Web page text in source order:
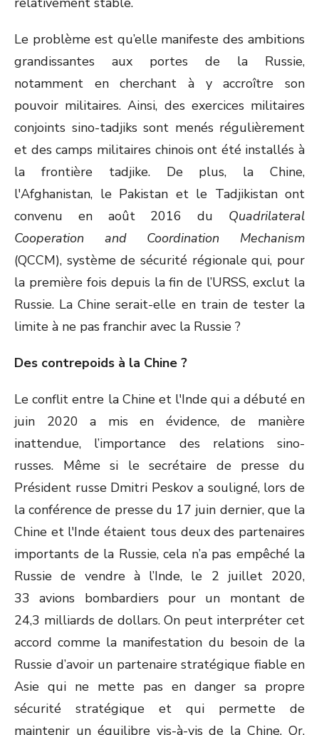
Le problème est qu’elle manifeste des ambitions
grandissantes aux portes de la Russie,
notamment en cherchant à y accroître son
pouvoir militaires. Ainsi, des exercices militaires
conjoints sino-tadjiks sont menés régulièrement
et des camps militaires chinois ont été installés à
la frontière tadjike. De plus, la Chine,
l'Afghanistan, le Pakistan et le Tadjikistan ont
convenu en août 2016 du Quadrilateral
Cooperation and Coordination Mechanism
(QCCM), système de sécurité régionale qui, pour
la première fois depuis la fin de l’URSS, exclut la
Russie. La Chine serait-elle en train de tester la
limite à ne pas franchir avec la Russie ?
Des contrepoids à la Chine ?
Le conflit entre la Chine et l'Inde qui a débuté en
juin 2020 a mis en évidence, de manière
inattendue, l’importance des relations sino-
russes. Même si le secrétaire de presse du
Président russe Dmitri Peskov a souligné, lors de
la conférence de presse du 17 juin dernier, que la
Chine et l'Inde étaient tous deux des partenaires
importants de la Russie, cela n’a pas empêché la
Russie de vendre à l’Inde, le 2 juillet 2020,
33 avions bombardiers pour un montant de
24,3 milliards de dollars. On peut interpréter cet
accord comme la manifestation du besoin de la
Russie d’avoir un partenaire stratégique fiable en
Asie qui ne mette pas en danger sa propre
sécurité stratégique et qui permette de
maintenir un équilibre vis-à-vis de la Chine. Or,